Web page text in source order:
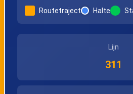
Gistel, Stadhuis
Routetraject Halte
Lijn
311